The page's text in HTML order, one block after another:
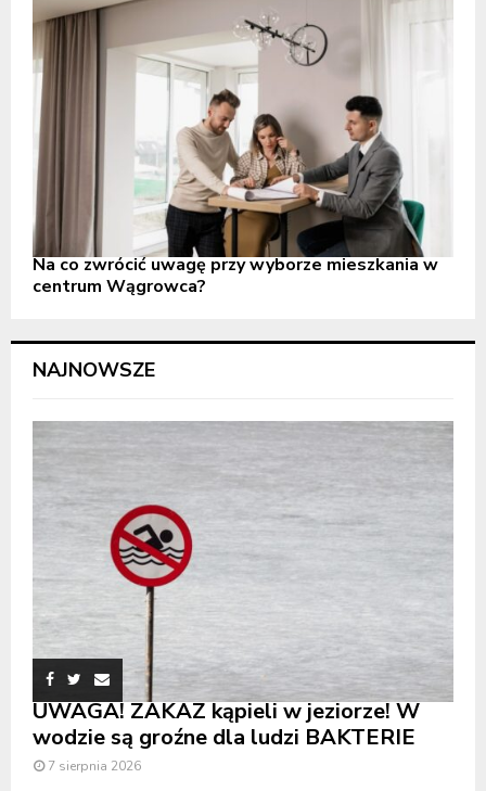
Na co zwrócić uwagę przy wyborze mieszkania w
centrum Wągrowca?
NAJNOWSZE
UWAGA! ZAKAZ kąpieli w jeziorze! W
wodzie są groźne dla ludzi BAKTERIE
7 sierpnia 2026